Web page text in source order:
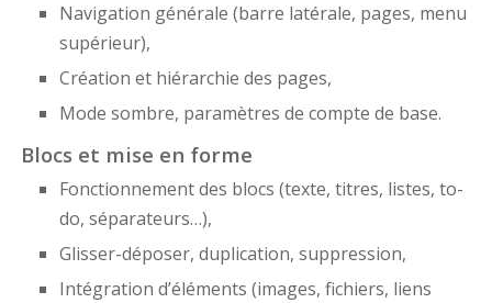
Navigation générale (barre latérale, pages, menu
supérieur),
Création et hiérarchie des pages,
Mode sombre, paramètres de compte de base.
Blocs et mise en forme
Fonctionnement des blocs (texte, titres, listes, to-
do, séparateurs…),
Glisser-déposer, duplication, suppression,
Intégration d’éléments (images, fichiers, liens